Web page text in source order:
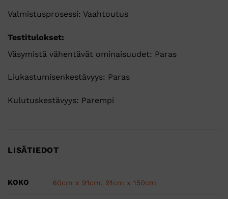
Valmistusprosessi: Vaahtoutus
Testitulokset:
Väsymistä vähentävät ominaisuudet: Paras
Liukastumisenkestävyys: Paras
Kulutuskestävyys: Parempi
LISÄTIEDOT
KOKO 60cm x 91cm, 91cm x 150cm